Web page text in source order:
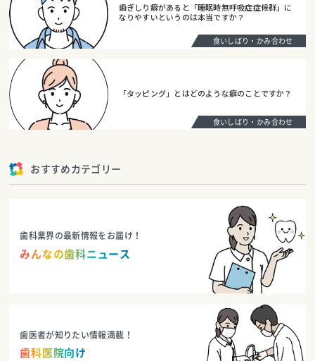
歯ぎしり癖があると「睡眠時無呼吸症症候群」に
なりやすいというのは本当ですか？
食いしばり・かみ合わせ
「タッピング」とはどのような癖のことですか？
食いしばり・かみ合わせ
おすすめカテゴリー
歯科業界の最新情報をお届け！
みんなの歯科ニュース
歯医者が知りたい情報満載！
歯科医院向け